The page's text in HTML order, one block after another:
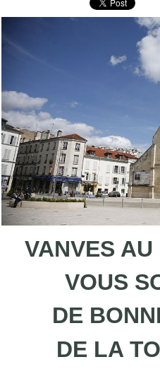
VANVES
VOUS
DE
DE LA